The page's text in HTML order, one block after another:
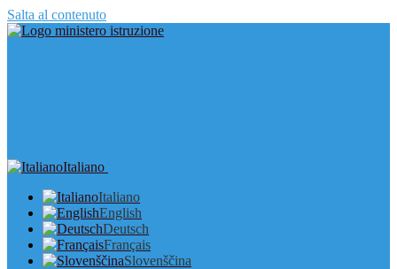
Salta al contenuto
Italiano
Italiano
English
Deutsch
Français
Slovenščina